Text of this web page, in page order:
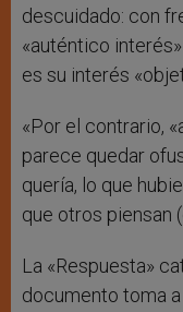
descuidado: con
«auténtico
es su interés
«Por el contrario,
parece quedar
quería, lo que
que otros piensan
La «Respuesta»
documento toma